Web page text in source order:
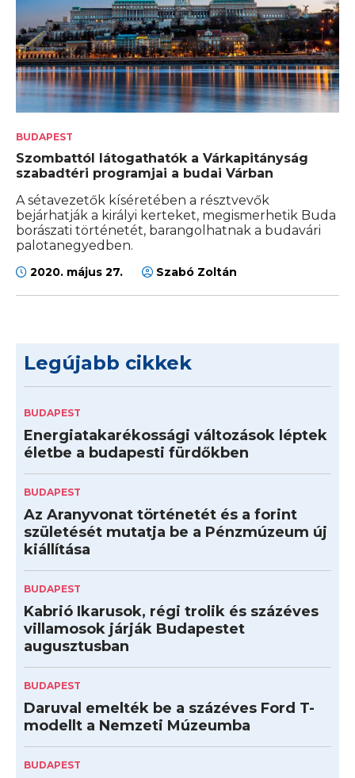
BUDAPEST
Szombattól látogathatók a Várkapitányság
szabadtéri programjai a budai Várban
A sétavezetők kíséretében a résztvevők
bejárhatják a királyi kerteket, megismerhetik Buda
borászati történetét, barangolhatnak a budavári
palotanegyedben.
2020. május 27. Szabó Zoltán
Legújabb cikkek
BUDAPEST
Energiatakarékossági változások léptek
életbe a budapesti fürdőkben
BUDAPEST
Az Aranyvonat történetét és a forint
születését mutatja be a Pénzmúzeum új
kiállítása
BUDAPEST
Kabrió Ikarusok, régi trolik és százéves
villamosok járják Budapestet
augusztusban
BUDAPEST
Daruval emelték be a százéves Ford T-
modellt a Nemzeti Múzeumba
BUDAPEST